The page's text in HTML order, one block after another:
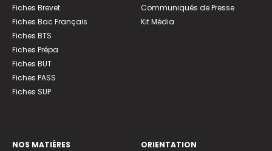
Fiches Brevet
Fiches Bac Français
Fiches BTS
Fiches Prépa
Fiches BUT
Fiches PASS
Fiches SUP
Communiqués de Presse
Kit Média
NOS MATIÈRES
ORIENTATION